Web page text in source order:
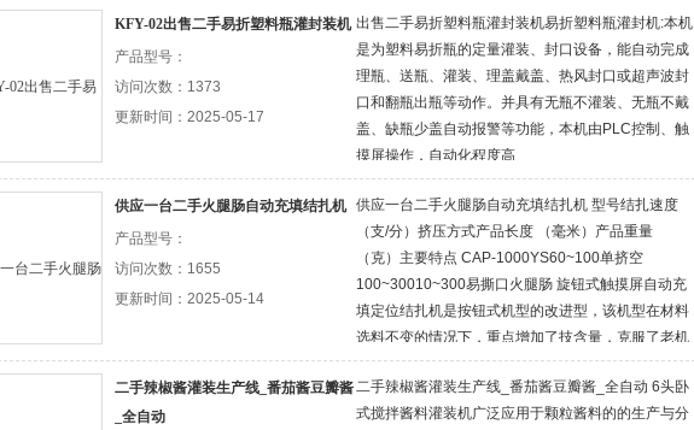
KFY-02出售二手易折塑料瓶灌封装机
产品型号：
访问次数：1373
更新时间：2025-05-17
出售二手易折塑料瓶灌封装机易折塑料瓶灌封机:本机
是为塑料易折瓶的定量灌装、封口设备，能自动完成
理瓶、送瓶、灌装、理盖戴盖、热风封口或超声波封
口和翻瓶出瓶等动作。并具有无瓶不灌装、无瓶不戴
盖、缺瓶少盖自动报警等功能，本机由PLC控制、触
摸屏操作，自动化程度高
供应一台二手火腿肠自动充填结扎机
产品型号：
访问次数：1655
更新时间：2025-05-14
供应一台二手火腿肠自动充填结扎机 型号结扎速度
（支/分）挤压方式产品长度 （毫米）产品重量
（克）主要特点 CAP-1000YS60~100单挤空
100~30010~300易撕口火腿肠 旋钮式触摸屏自动充
填定位结扎机是按钮式机型的改进型，该机型在材料
选料不变的情况下，重点增加了技含量，克服了老机
型按钮易损坏、操作不便、精度的缺点，实现了人机
对话的智能化，动充填包装机的主要参
二手辣椒酱灌装生产线_番茄酱豆瓣酱
_全自动
二手辣椒酱灌装生产线_番茄酱豆瓣酱_全自动 6头卧
式搅拌酱料灌装机广泛应用于颗粒酱料的的生产与分